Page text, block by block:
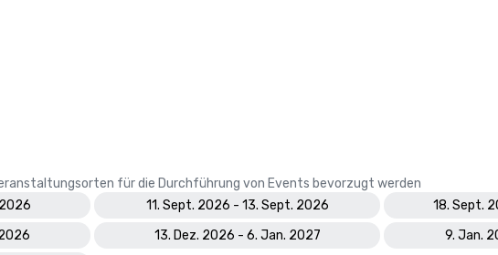
für die Durchführung von Events bevorzugt werden
11. Sept. 2026 - 13. Sept. 2026 18. Sept.
13. Dez. 2026 - 6. Jan. 2027 9. Jan.